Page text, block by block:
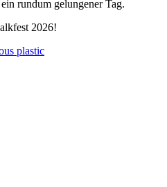
rundum gelungener Tag.
2026!
plastic